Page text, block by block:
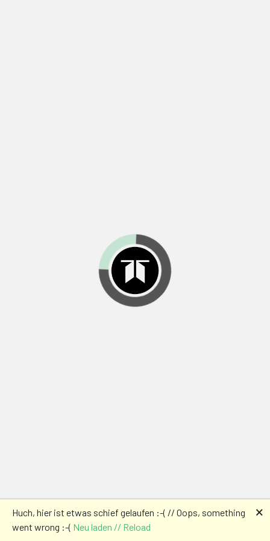
Huch, hier ist etwas schief gelaufen :-( // Oops, something
went wrong :-( Neu laden // Reload
🗙